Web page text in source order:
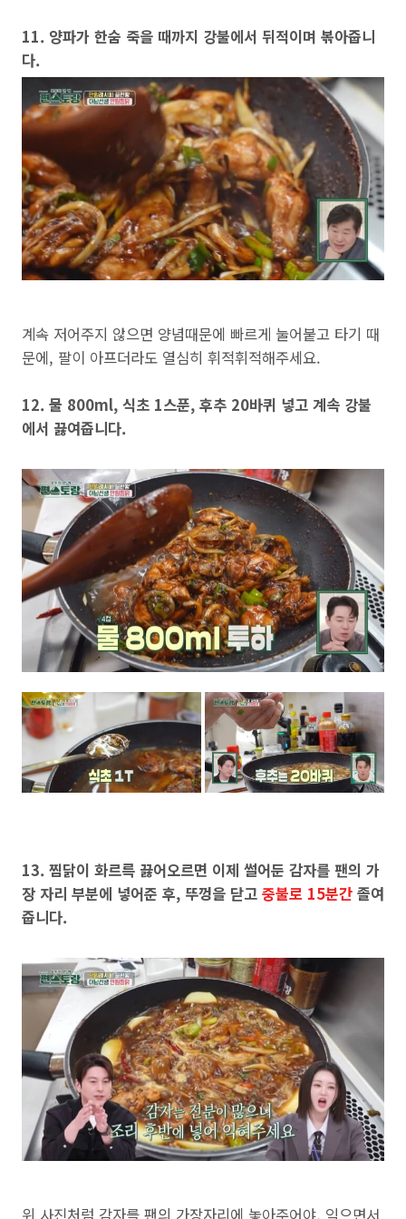
11. 양파가 한숨 죽을 때까지 강불에서 뒤적이며 볶아줍니
다.
계속 저어주지 않으면 양념때문에 빠르게 눌어붙고 타기 때
문에, 팔이 아프더라도 열심히 휘적휘적해주세요.
12. 물 800ml, 식초 1스푼, 후추 20바퀴 넣고 계속 강불
에서 끓여줍니다.
13. 찜닭이 화르륵 끓어오르면 이제 썰어둔 감자를 팬의 가
장 자리 부분에 넣어준 후, 뚜껑을 닫고 중불로 15분간 졸여
줍니다.
위 사진처럼 감자를 팬의 가장자리에 놓아주어야, 익으면서